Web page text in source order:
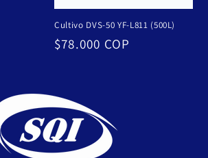
Cultivo DVS-50 YF-L811 (500L)
Precio
$78.000 COP